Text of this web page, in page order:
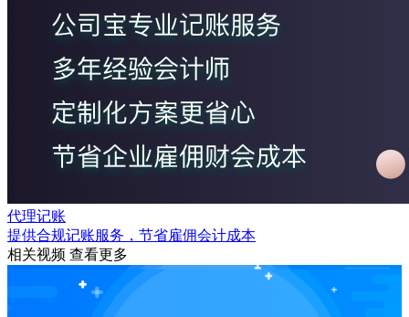
代理记账
提供合规记账服务，节省雇佣会计成本
相关视频 查看更多